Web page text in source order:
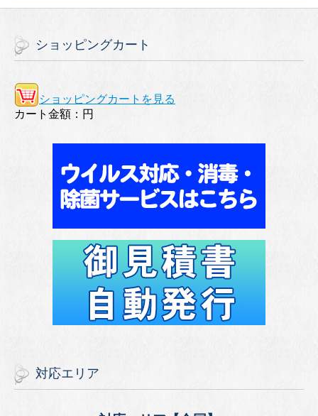
ショッピングカート
ショッピングカートを見る
カート金額： 円
対応エリア